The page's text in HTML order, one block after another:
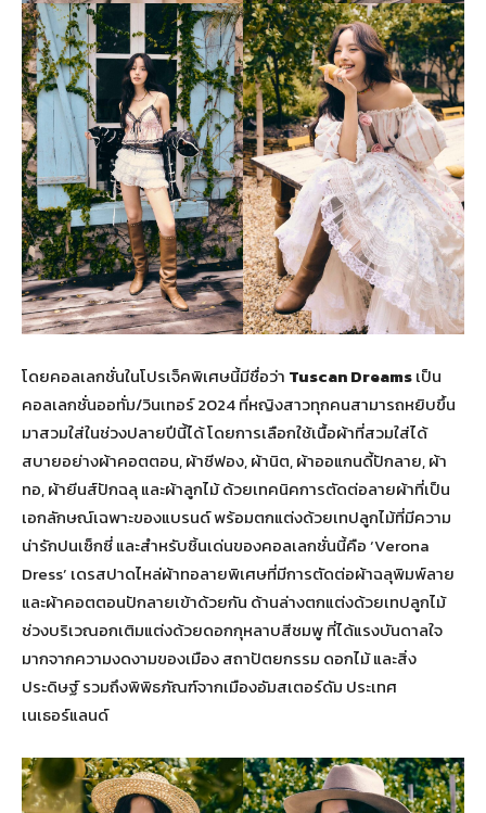
โดยคอลเลกชั่นในโปรเจ็คพิเศษนี้มีชื่อว่า Tuscan Dreamsเป็น
คอลเลกชั่นออทั่ม/วินเทอร์ 2024 ที่หญิงสาวทุกคนสามารถหยิบขึ้น
มาสวมใส่ในช่วงปลายปีนี้ได้ โดยการเลือกใช้เนื้อผ้าที่สวมใส่ได้
สบายอย่างผ้าคอตตอน, ผ้าชีฟอง, ผ้านิต, ผ้าออแกนดี้ปักลาย, ผ้า
ทอ, ผ้ายีนส์ปักฉลุ และผ้าลูกไม้ ด้วยเทคนิคการตัดต่อลายผ้าที่เป็น
เอกลักษณ์เฉพาะของแบรนด์ พร้อมตกแต่งด้วยเทปลูกไม้ที่มีความ
น่ารักปนเซ็กซี่ และสำหรับชิ้นเด่นของคอลเลกชั่นนี้คือ ‘Verona
Dress’ เดรสปาดไหล่ผ้าทอลายพิเศษที่มีการตัดต่อผ้าฉลุพิมพ์ลาย
และผ้าคอตตอนปักลายเข้าด้วยกัน ด้านล่างตกแต่งด้วยเทปลูกไม้
ช่วงบริเวณอกเติมแต่งด้วยดอกกุหลาบสีชมพู ที่ได้แรงบันดาลใจ
มากจากความงดงามของเมือง สถาปัตยกรรม ดอกไม้ และสิ่ง
ประดิษฐ์ รวมถึงพิพิธภัณฑ์จากเมืองอัมสเตอร์ดัม ประเทศ
เนเธอร์แลนด์